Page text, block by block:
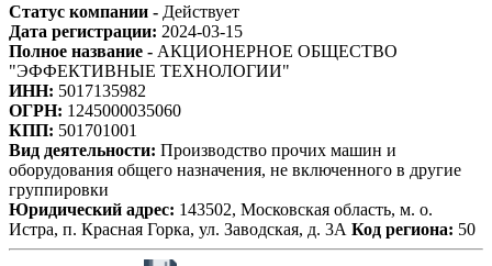
Статус компании - Действует
Дата регистрации: 2024-03-15
Полное название - АКЦИОНЕРНОЕ ОБЩЕСТВО
"ЭФФЕКТИВНЫЕ ТЕХНОЛОГИИ"
ИНН: 5017135982
ОГРН: 1245000035060
КПП: 501701001
Вид деятельности: Производство прочих машин и
оборудования общего назначения, не включенного в другие
группировки
Юридический адрес: 143502, Московская область, м. о.
Истра, п. Красная Горка, ул. Заводская, д. 3А Код региона: 50